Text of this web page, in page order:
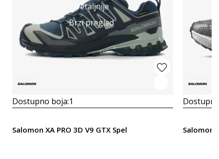
Detaljnije
Brzi pregled
Dostupno boja:1
Salomon XA PRO 3D V9 GTX Spel Salomon